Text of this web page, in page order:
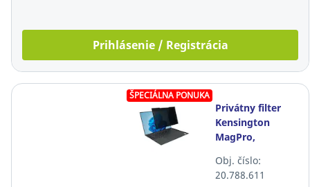
Prihlásenie / Registrácia
ŠPECIÁLNA PONUKA
Privátny filter
Kensington
MagPro,
notebook 16"
(16:10)
Obj. číslo:
20.788.611